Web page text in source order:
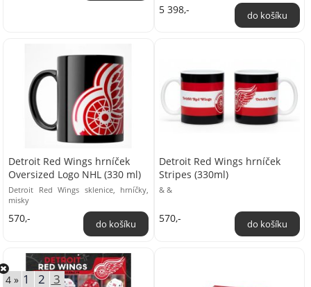
5 398,-
Detroit Red Wings hrníček
Oversized Logo NHL (330 ml)
Detroit Red Wings sklenice, hrníčky,
misky
570,-
Detroit Red Wings hrníček
Stripes (330ml)
& &
570,-
4 » 1 2 3